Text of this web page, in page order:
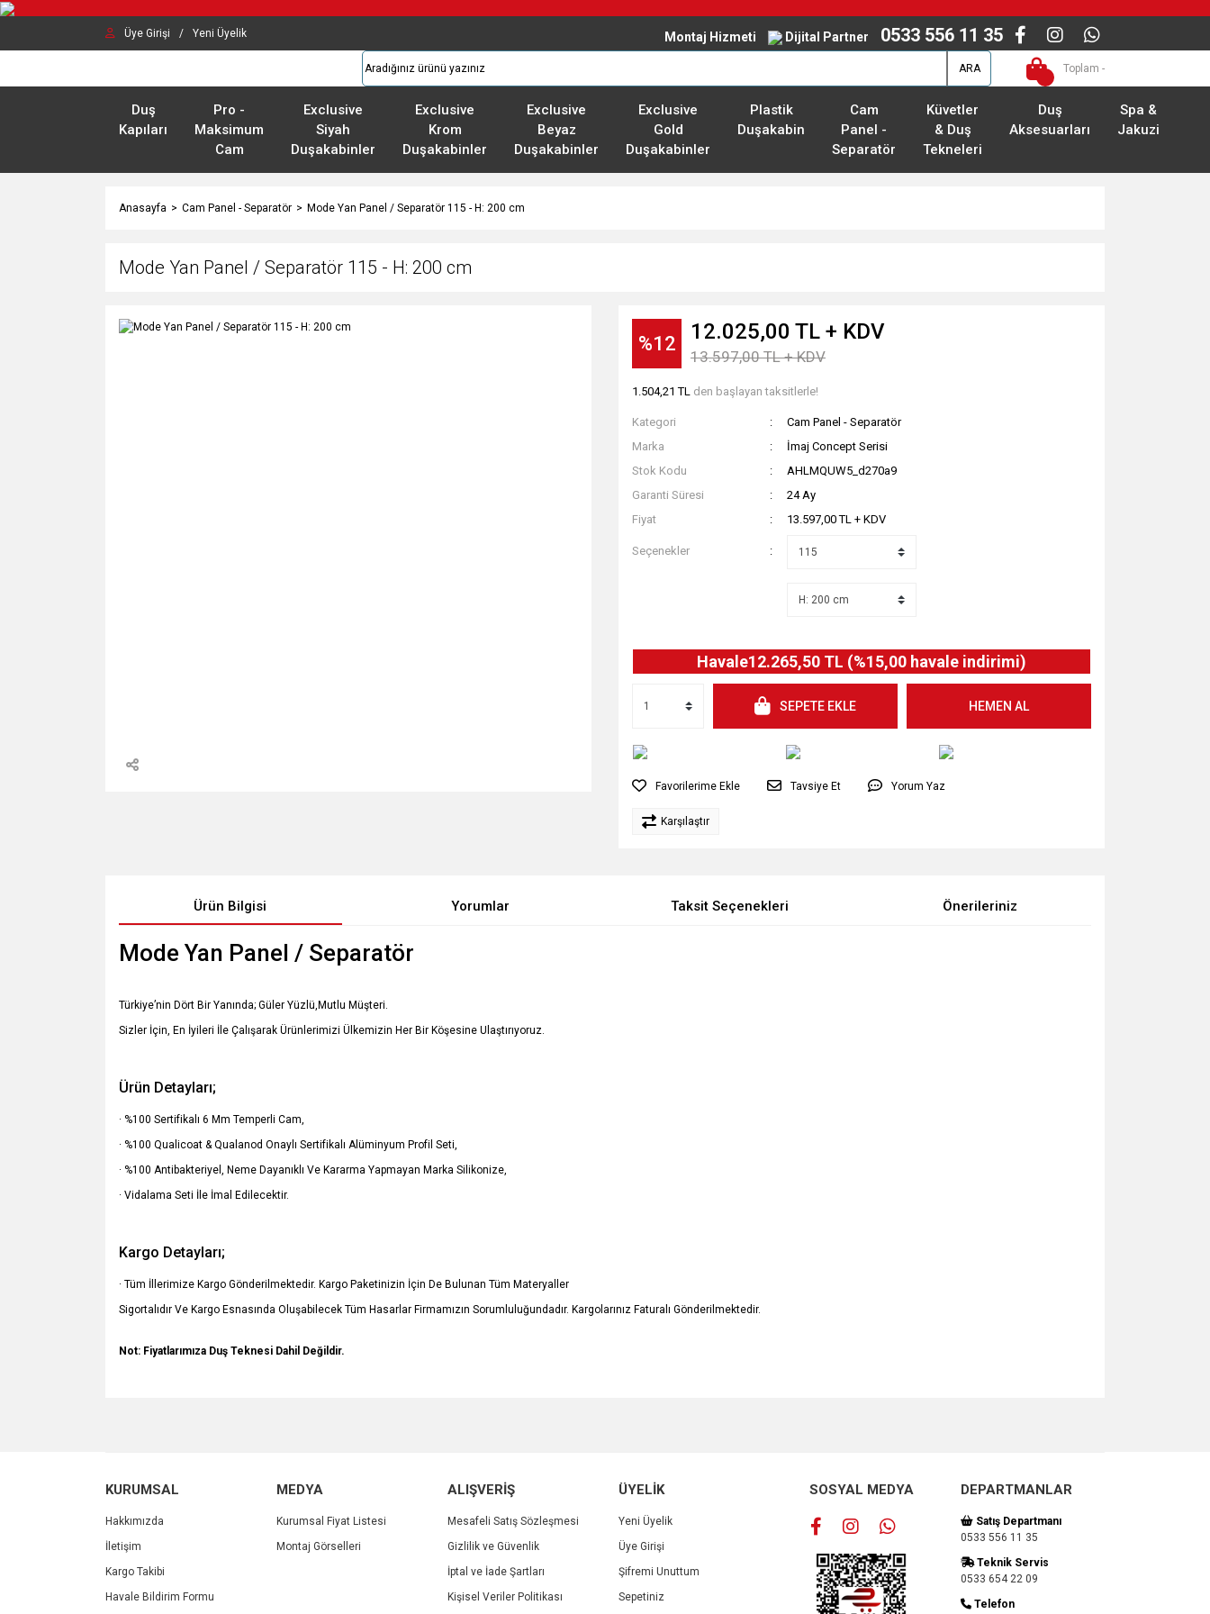
Üye Girişi / Yeni Üyelik Montaj Hizmeti Dijital Partner 0533 556 11 35
ARA Toplam -
Duş
Kapıları
Pro -
Maksimum
Cam
Exclusive
Siyah
Duşakabinler
Exclusive
Krom
Duşakabinler
Exclusive
Beyaz
Duşakabinler
Exclusive
Gold
Duşakabinler
Plastik
Duşakabin
Cam
Panel -
Separatör
Küvetler
& Duş
Tekneleri
Duş
Aksesuarları
Spa &
Jakuzi
Anasayfa Cam Panel - Separatör Mode Yan Panel / Separatör 115 - H: 200 cm
Mode Yan Panel / Separatör 115 - H: 200 cm
%12 12.025,00 TL + KDV
13.597,00 TL + KDV
1.504,21 TL den başlayan taksitlerle!
Kategori
Cam Panel - Separatör
Marka
İmaj Concept Serisi
Stok Kodu
AHLMQUW5_d270a9
Garanti Süresi
24 Ay
Fiyat
13.597,00 TL + KDV
Seçenekler
Havale12.265,50 TL (%15,00 havale indirimi)
SEPETE EKLE HEMEN AL
Tavsiye Et Yorum Yaz
Karşılaştır
Ürün Bilgisi Yorumlar Taksit Seçenekleri Önerileriniz
Mode Yan Panel / Separatör
Türkiye’nin Dört Bir Yanında; Güler Yüzlü,Mutlu Müşteri.
Sizler İçin, En İyileri İle Çalışarak Ürünlerimizi Ülkemizin Her Bir Köşesine Ulaştırıyoruz.
Ürün Detayları;
· %100 Sertifikalı 6 Mm Temperli Cam,
· %100 Qualicoat & Qualanod Onaylı Sertifikalı Alüminyum Profil Seti,
· %100 Antibakteriyel, Neme Dayanıklı Ve Kararma Yapmayan Marka Silikonize,
· Vidalama Seti İle İmal Edilecektir.
Kargo Detayları;
· Tüm İllerimize Kargo Gönderilmektedir. Kargo Paketinizin İçin De Bulunan Tüm Materyaller
Sigortalıdır Ve Kargo Esnasında Oluşabilecek Tüm Hasarlar Firmamızın Sorumluluğundadır. Kargolarınız Faturalı Gönderilmektedir.
Not: Fiyatlarımıza Duş Teknesi Dahil Değildir.
Yorum Yaz
Ürün açıklamasında eksik bilgiler bulunuyor.
Ürün bilgilerinde hatalar bulunuyor.
Ürün fiyatı diğer sitelerden daha pahalı.
Bu ürüne benzer farklı alternatifler olmalı.
KURUMSAL
Hakkımızda
İletişim
Kargo Takibi
Havale Bildirim Formu
MEDYA
Kurumsal Fiyat Listesi
Montaj Görselleri
ALIŞVERİŞ
Mesafeli Satış Sözleşmesi
Gizlilik ve Güvenlik
İptal ve İade Şartları
Kişisel Veriler Politikası
ÜYELİK
Yeni Üyelik
Üye Girişi
Şifremi Unuttum
Sepetiniz
SOSYAL MEDYA DEPARTMANLAR
Satış Departmanı
0533 556 11 35
Teknik Servis
0533 654 22 09
Telefon